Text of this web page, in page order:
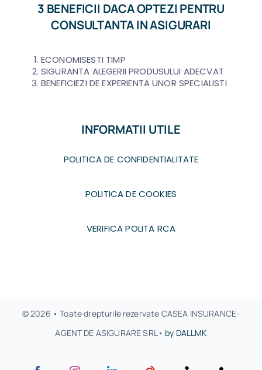
3 BENEFICII DACA OPTEZI PENTRU
CONSULTANTA IN ASIGURARI
ECONOMISESTI TIMP
SIGURANTA ALEGERII PRODUSULUI ADECVAT
BENEFICIEZI DE EXPERIENTA UNOR SPECIALISTI
INFORMATII UTILE
POLITICA DE CONFIDENTIALITATE
POLITICA DE COOKIES
VERIFICA POLITA RCA
© 2026 • Toate drepturile rezervate CASEA INSURANCE-
AGENT DE ASIGURARE SRL• by DALLMK